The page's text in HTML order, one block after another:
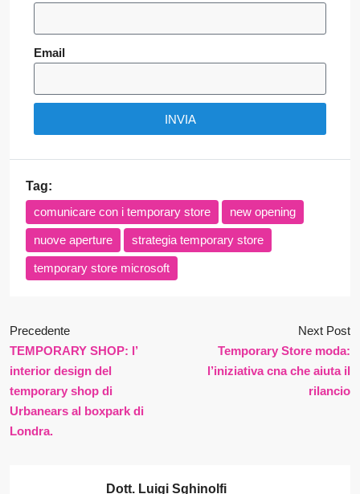
Email
INVIA
Tag:
comunicare con i temporary store
new opening
nuove aperture strategia temporary store
temporary store microsoft
Precedente
TEMPORARY SHOP: l’
interior design del
temporary shop di
Urbanears al boxpark di
Londra.
Next Post
Temporary Store moda:
l’iniziativa cna che aiuta il
rilancio
Dott. Luigi Sghinolfi